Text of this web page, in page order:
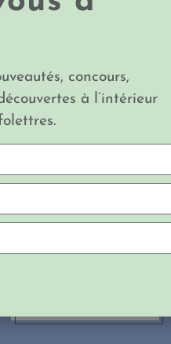
BIO
concours,
à l’intérieur